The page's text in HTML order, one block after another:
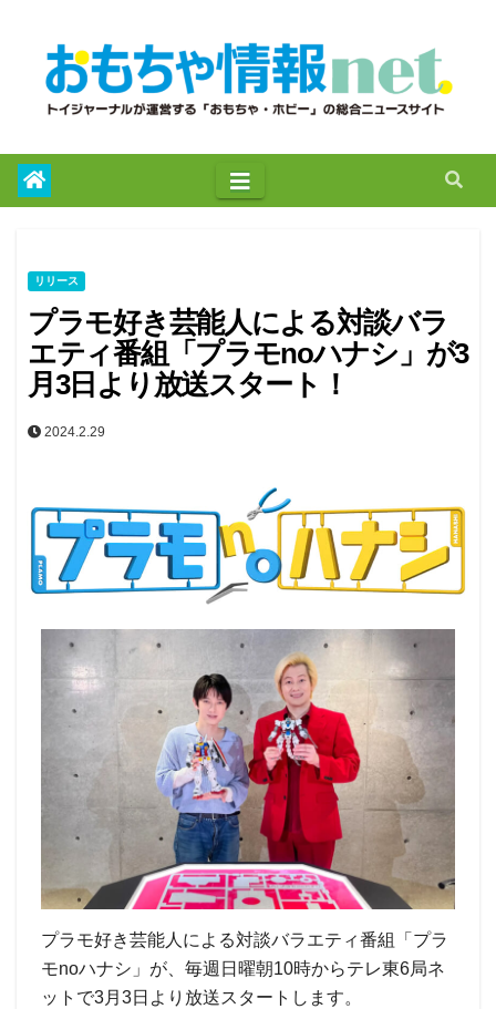
リリース
プラモ好き芸能人による対談バラ
エティ番組「プラモnoハナシ」が3
月3日より放送スタート！
2024.2.29
プラモ好き芸能人による対談バラエティ番組「プラ
モnoハナシ」が、毎週日曜朝10時からテレ東6局ネ
ットで3月3日より放送スタートします。